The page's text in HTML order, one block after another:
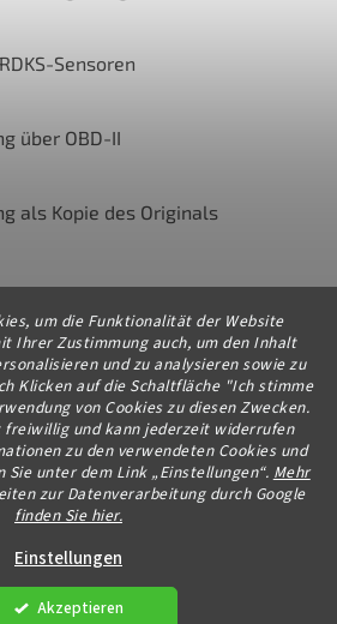
um die Funktionalität der Website
Ihrer Zustimmung auch, um den Inhalt
und zu analysieren sowie zu
Klicken auf die Schaltfläche "Ich stimme
von Cookies zu diesen Zwecken.
freiwillig und kann jederzeit widerrufen
zu den verwendeten Cookies und
Sie unter dem Link „Einstellungen“. Mehr
zur Datenverarbeitung durch Google
finden Sie hier.
Einstellungen
Akzeptieren
Sensoren
über OBD-II
als Kopie des Originals
von Shoptet Premium